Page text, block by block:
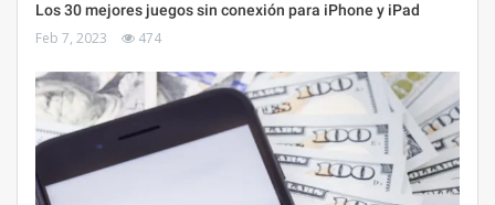
Los 30 mejores juegos sin conexión para iPhone y iPad
Feb 7, 2023 474